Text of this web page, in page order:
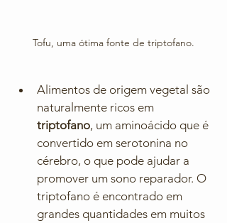
Tofu, uma ótima fonte de triptofano.
Alimentos de origem vegetal são
naturalmente ricos em
triptofano, um aminoácido que é
convertido em serotonina no
cérebro, o que pode ajudar a
promover um sono reparador. O
triptofano é encontrado em
grandes quantidades em muitos